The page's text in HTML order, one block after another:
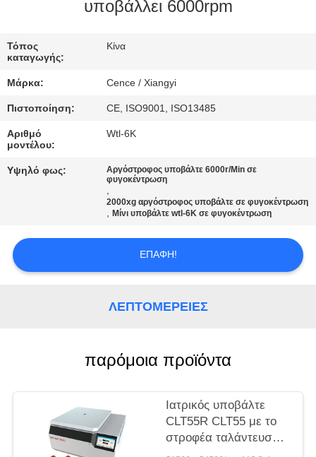
ΈΛΕΓΧΟΣ
ΕΠΙΚΟΙΝΩΝΉΣΤΕ
ΕΙΔΉΣΕΙΣ
ΥΠΟΘΈΣΕΙΣ
VR
υποβάλλει 6000rpm
Τόπος
καταγωγής:
Κίνα
Μάρκα: Cence / Xiangyi
Πιστοποίηση: CE, ISO9001, ISO13485
Αριθμό
μοντέλου:
Wtl-6K
Υψηλό φως:
Αργόστροφος υποβάλτε 6000r/Min σε
φυγοκέντρωση
,
2000xg αργόστροφος υποβάλτε σε φυγοκέντρωση
,Μίνι υποβάλτε wtl-6K σε φυγοκέντρωση
ΕΠΑΦΉ!
ΛΕΠΤΟΜΈΡΕΙΕΣ
παρόμοια προϊόντα
Ιατρικός υποβάλτε
CLT55R CLT55 με το
στροφέα ταλάντευσης
σε φυγοκέντρωση